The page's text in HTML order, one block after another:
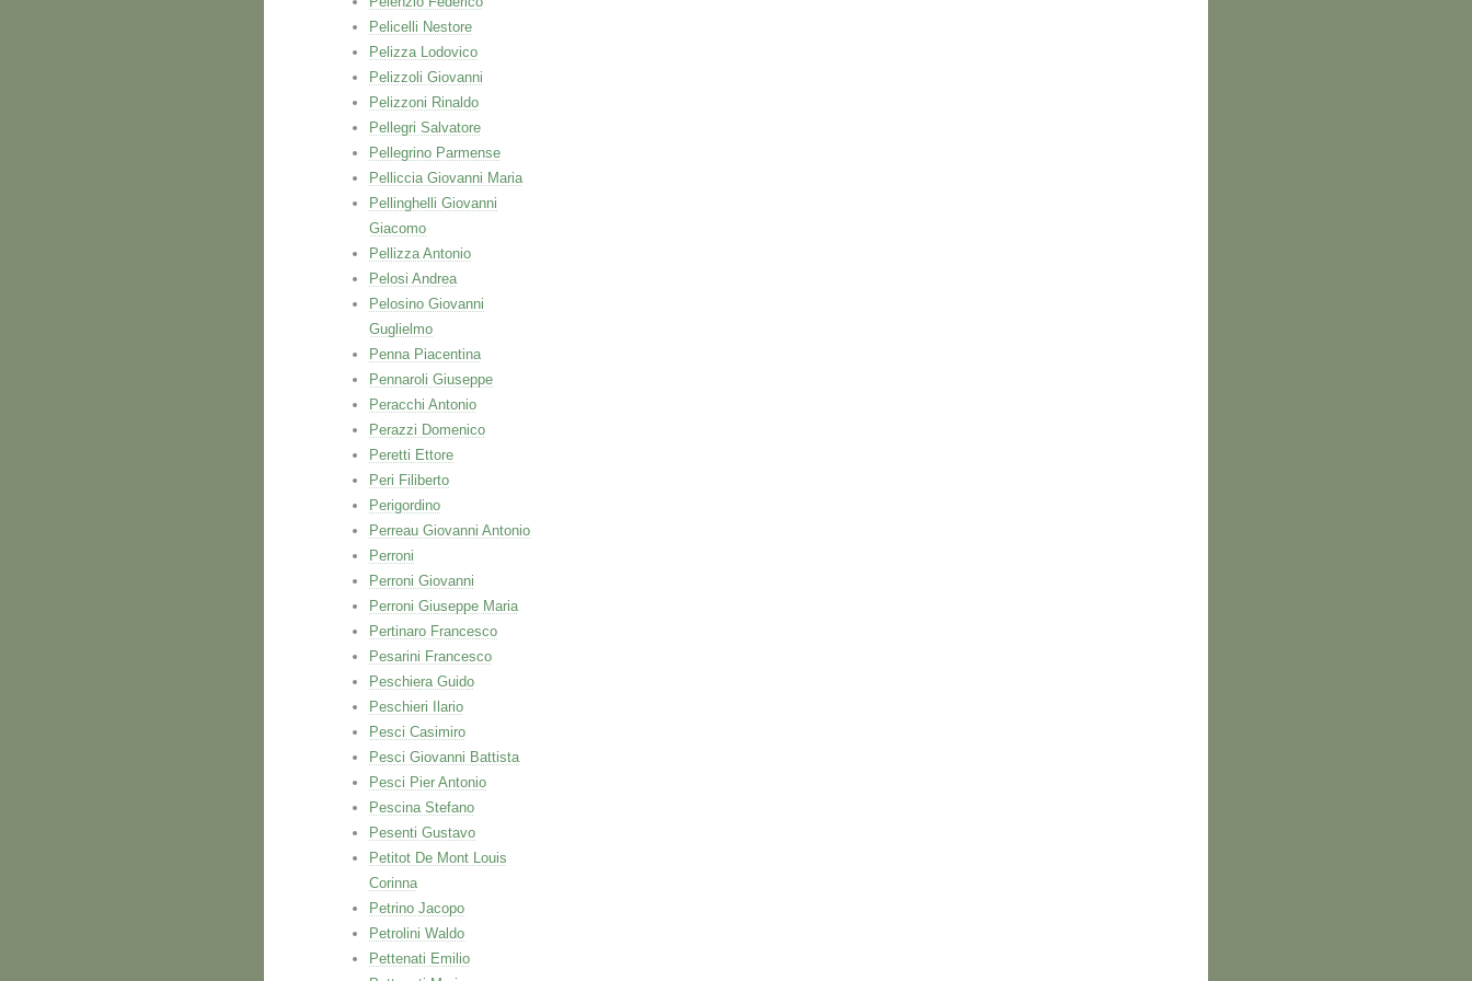
Pelicelli Nestore
Pelizza Lodovico
Pelizzoli Giovanni
Pelizzoni Rinaldo
Pellegri Salvatore
Pellegrino Parmense
Pelliccia Giovanni Maria
Pellinghelli Giovanni
Giacomo
Pellizza Antonio
Pelosi Andrea
Pelosino Giovanni
Guglielmo
Penna Piacentina
Pennaroli Giuseppe
Peracchi Antonio
Perazzi Domenico
Peretti Ettore
Peri Filiberto
Perigordino
Perreau Giovanni Antonio
Perroni
Perroni Giovanni
Perroni Giuseppe Maria
Pertinaro Francesco
Pesarini Francesco
Peschiera Guido
Peschieri Ilario
Pesci Casimiro
Pesci Giovanni Battista
Pesci Pier Antonio
Pescina Stefano
Pesenti Gustavo
Petitot De Mont Louis
Corinna
Petrino Jacopo
Petrolini Waldo
Pettenati Emilio